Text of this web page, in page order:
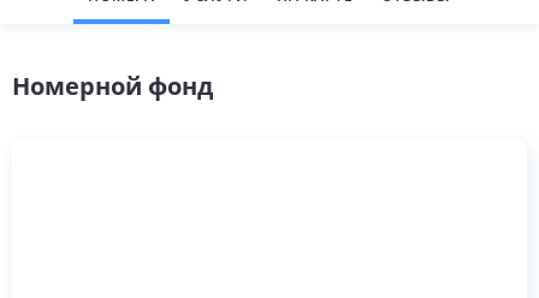
Номерной фонд